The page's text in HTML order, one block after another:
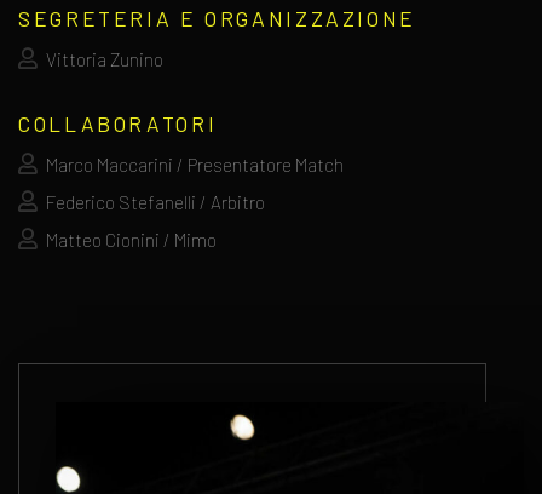
SEGRETERIA E ORGANIZZAZIONE
Vittoria Zunino
COLLABORATORI
Marco Maccarini / Presentatore Match
Federico Stefanelli / Arbitro
Matteo Cionini / Mimo